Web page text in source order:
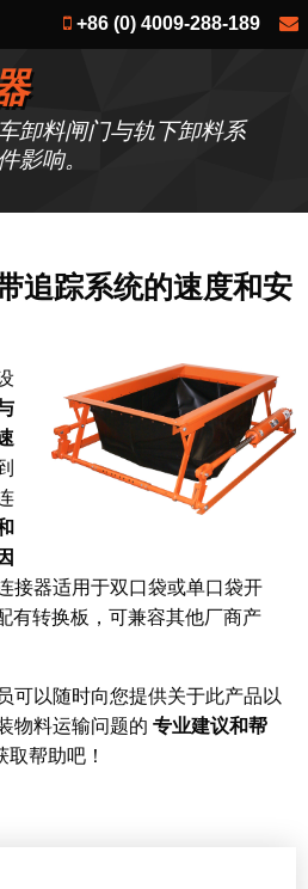
+86 (0) 4009-288-189
卸料闸门与轨下卸料系
影响。
追踪系统的速度和安
接器适用于双口袋或单口袋开
有转换板，可兼容其他厂商产
可以随时向您提供关于此产品以
物料运输问题的 专业建议和帮
取帮助吧！